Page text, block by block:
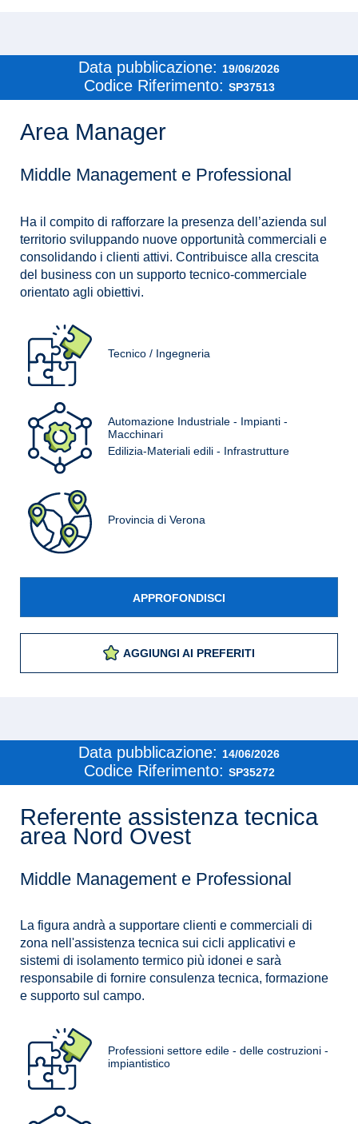
Data pubblicazione: 19/06/2026
Codice Riferimento: SP37513
Area Manager
Middle Management e Professional
Ha il compito di rafforzare la presenza dell’azienda sul
territorio sviluppando nuove opportunità commerciali e
consolidando i clienti attivi. Contribuisce alla crescita
del business con un supporto tecnico-commerciale
orientato agli obiettivi.
Tecnico / Ingegneria
Automazione Industriale - Impianti -
Macchinari
Edilizia-Materiali edili - Infrastrutture
Provincia di Verona
APPROFONDISCI
AGGIUNGI AI PREFERITI
Data pubblicazione: 14/06/2026
Codice Riferimento: SP35272
Referente assistenza tecnica
area Nord Ovest
Middle Management e Professional
La figura andrà a supportare clienti e commerciali di
zona nell'assistenza tecnica sui cicli applicativi e
sistemi di isolamento termico più idonei e sarà
responsabile di fornire consulenza tecnica, formazione
e supporto sul campo.
Professioni settore edile - delle costruzioni -
impiantistico